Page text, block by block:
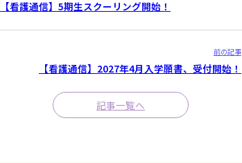
【看護通信】5期生スクーリング開始！
前の記事
【看護通信】2027年4月入学願書、受付開始！
記事一覧へ